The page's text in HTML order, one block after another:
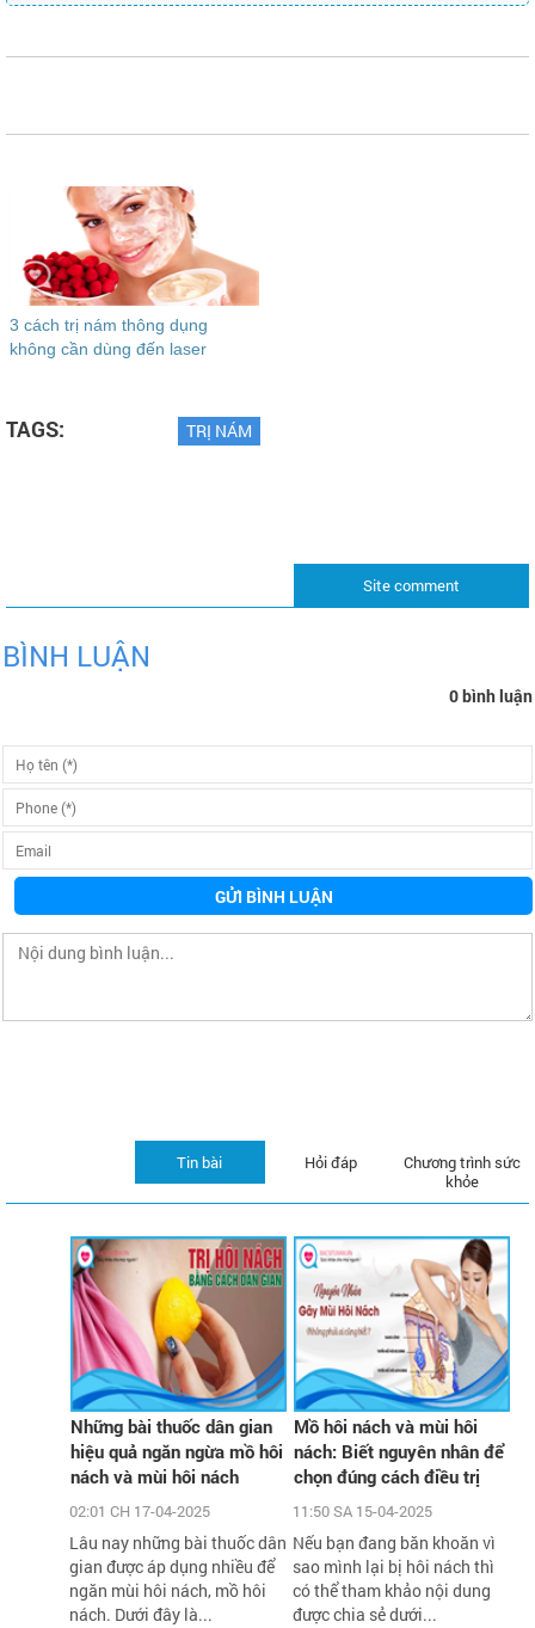
3 cách trị nám thông dụng
không cần dùng đến laser
TAGS: TRỊ NÁM
Site comment
BÌNH LUẬN
0 bình luận
GỬI BÌNH LUẬN
Chương trình sức
khỏe
Hỏi đáp
Tin bài
Những bài thuốc dân gian
hiệu quả ngăn ngừa mồ hôi
nách và mùi hôi nách
02:01 CH 17-04-2025
Lâu nay những bài thuốc dân
gian được áp dụng nhiều để
ngăn mùi hôi nách, mồ hôi
nách. Dưới đây là...
Mồ hôi nách và mùi hôi
nách: Biết nguyên nhân để
chọn đúng cách điều trị
11:50 SA 15-04-2025
Nếu bạn đang băn khoăn vì
sao mình lại bị hôi nách thì
có thể tham khảo nội dung
được chia sẻ dưới...